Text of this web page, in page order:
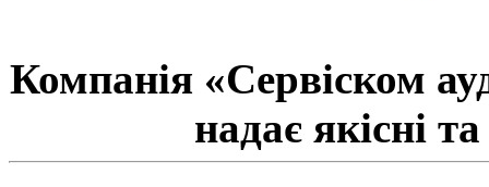
Компанія «Сервіском
надає якісні